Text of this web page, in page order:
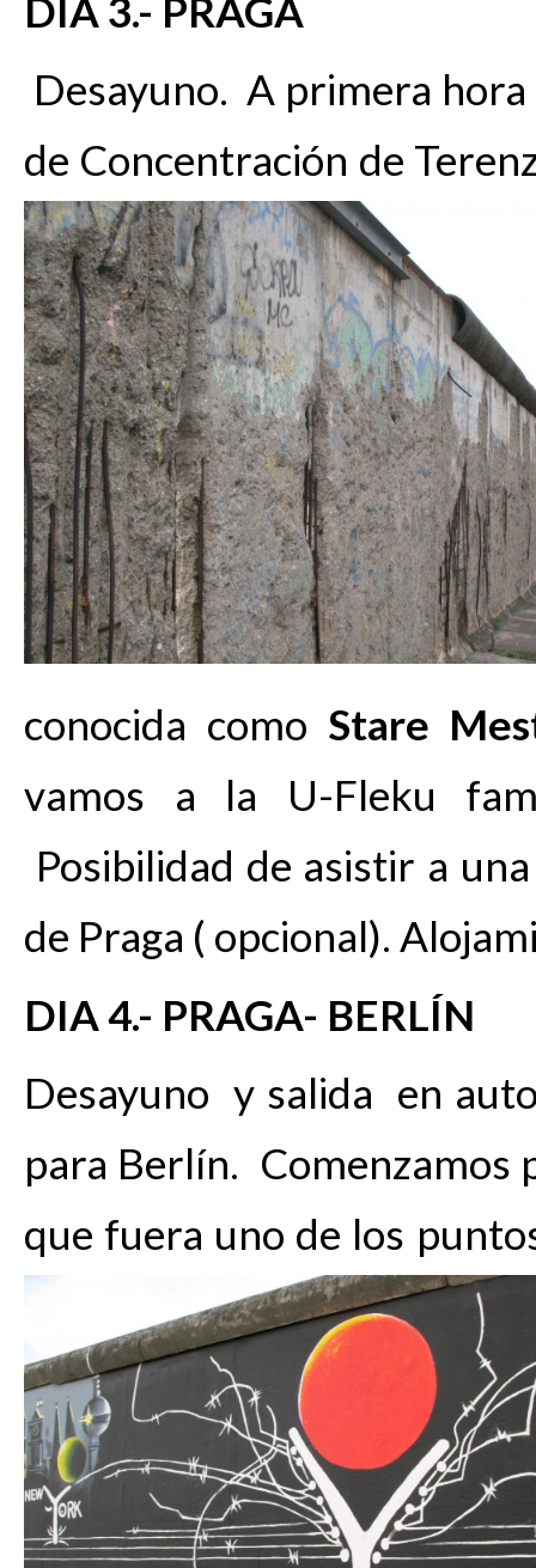
DIA 3.- PRAGA
Desayuno. A primera
de Concentración de
conocida como Stare
vamos a la U-Fleku
Posibilidad de asistir a
de Praga ( opcional).
DIA 4.- PRAGA- BERLÍN
Desayuno y salida en
para Berlín. Comenzamos
que fuera uno de los